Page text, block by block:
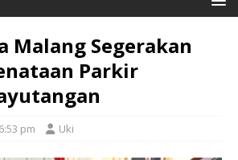
Malang Segerakan
Parkir
pm Uki